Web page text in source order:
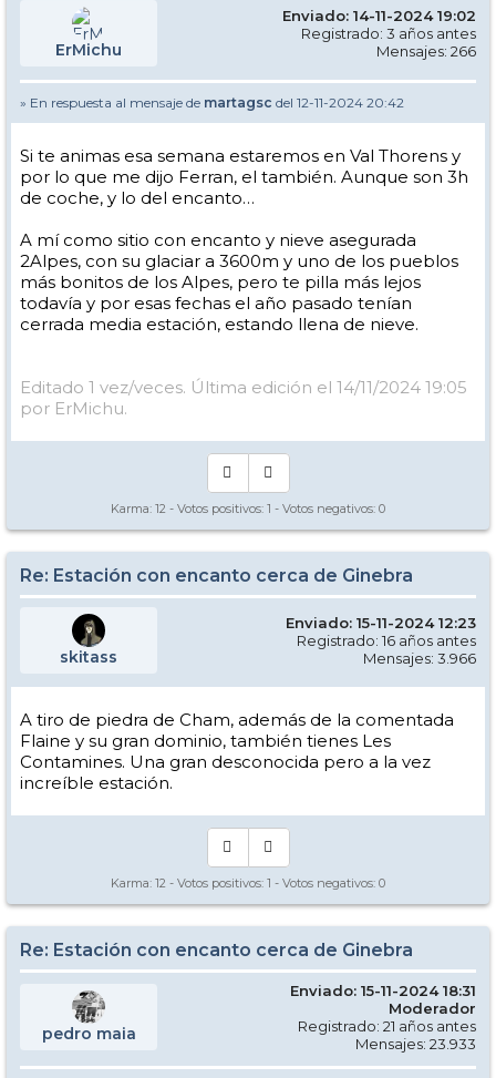
ErMichu
Enviado: 14-11-2024 19:02
Registrado: 3 años antes
Mensajes: 266
» En respuesta al mensaje de martagsc del 12-11-2024 20:42
Si te animas esa semana estaremos en Val Thorens y
por lo que me dijo Ferran, el también. Aunque son 3h
de coche, y lo del encanto…
A mí como sitio con encanto y nieve asegurada
2Alpes, con su glaciar a 3600m y uno de los pueblos
más bonitos de los Alpes, pero te pilla más lejos
todavía y por esas fechas el año pasado tenían
cerrada media estación, estando llena de nieve.
Editado 1 vez/veces. Última edición el 14/11/2024 19:05
por ErMichu.
Karma: 12 - Votos positivos: 1 - Votos negativos: 0
Re: Estación con encanto cerca de Ginebra
skitass
Enviado: 15-11-2024 12:23
Registrado: 16 años antes
Mensajes: 3.966
A tiro de piedra de Cham, además de la comentada
Flaine y su gran dominio, también tienes Les
Contamines. Una gran desconocida pero a la vez
increíble estación.
Karma: 12 - Votos positivos: 1 - Votos negativos: 0
Re: Estación con encanto cerca de Ginebra
pedro maia
Enviado: 15-11-2024 18:31
Moderador
Registrado: 21 años antes
Mensajes: 23.933